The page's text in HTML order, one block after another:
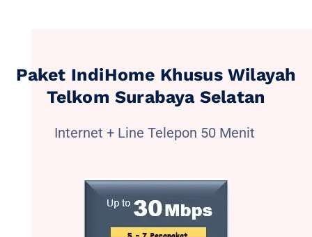
Paket IndiHome Khusus Wilayah
Telkom Surabaya Selatan
Internet + Line Telepon 50 Menit